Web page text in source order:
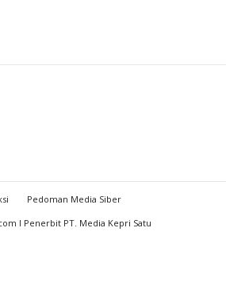
Pedoman Media Siber
I Penerbit PT. Media Kepri Satu